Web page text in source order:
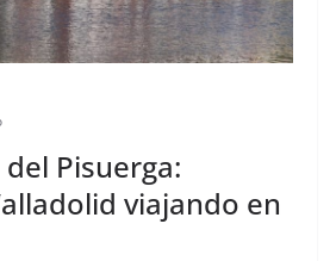
Pisuerga:
viajando en